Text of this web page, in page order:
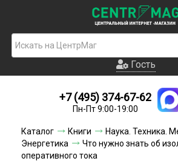
Гость
Новинки
Условия доставки
Гость
+7 (495) 374-67-62
Пн-Пт 9:00-19:00
Каталог Книги
Наука. Техника.
Энергетика
Что нужно знать об
оперативного тока